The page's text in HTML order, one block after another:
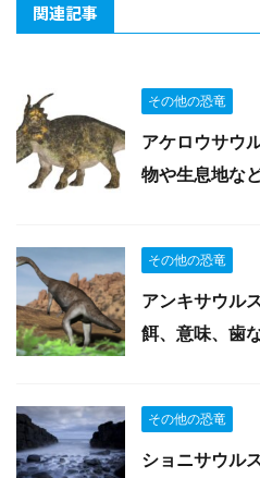
関連記事
その他の恐竜
アケロウサウ
物や生息地な
その他の恐竜
アンキサウル
餌、意味、歯
その他の恐竜
ショニサウル